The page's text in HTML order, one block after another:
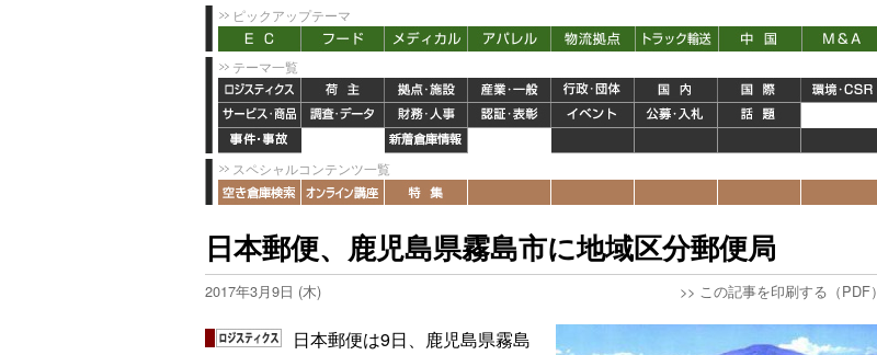
ピックアップテーマ
テーマ一覧
スペシャルコンテンツ一覧
日本郵便、鹿児島県霧島市に地域区分郵便局
2017年3月9日 (木) >> この記事を印刷する（PDF）
日本郵便は9日、鹿児島県霧島